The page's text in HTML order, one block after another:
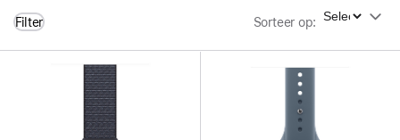
Filter Sorteer op: Sorteer op